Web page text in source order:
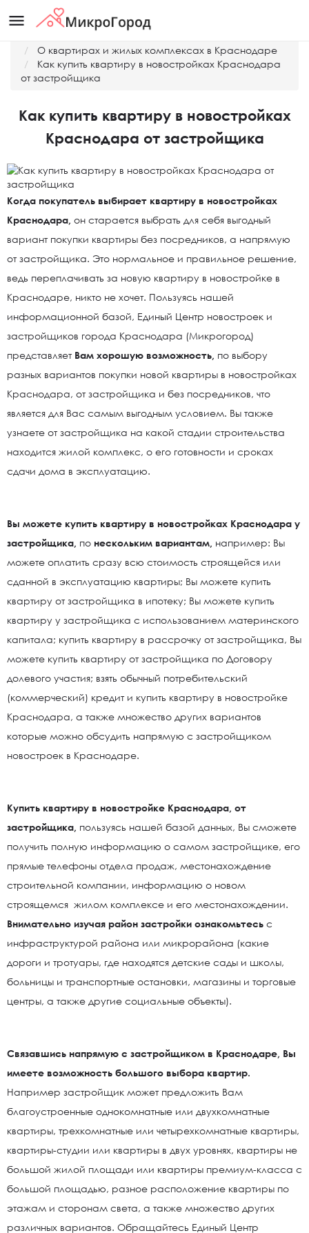
menu
О квартирах и жилых комплексах в Краснодаре
Как купить квартиру в новостройках Краснодара
от застройщика
Как купить квартиру в новостройках
Краснодара от застройщика
Когда покупатель выбирает квартиру в новостройках
Краснодара, он старается выбрать для себя выгодный
вариант покупки квартиры без посредников, а напрямую
от застройщика. Это нормальное и правильное решение,
ведь переплачивать за новую квартиру в новостройке в
Краснодаре, никто не хочет. Пользуясь нашей
информационной базой, Единый Центр новостроек и
застройщиков города Краснодара (Микрогород)
представляет Вам хорошую возможность, по выбору
разных вариантов покупки новой квартиры в новостройках
Краснодара, от застройщика и без посредников, что
является для Вас самым выгодным условием. Вы также
узнаете от застройщика на какой стадии строительства
находится жилой комплекс, о его готовности и сроках
сдачи дома в эксплуатацию.
Вы можете купить квартиру в новостройках Краснодара у
застройщика, по нескольким вариантам, например: Вы
можете оплатить сразу всю стоимость строящейся или
сданной в эксплуатацию квартиры; Вы можете купить
квартиру от застройщика в ипотеку; Вы можете купить
квартиру у застройщика с использованием материнского
капитала; купить квартиру в рассрочку от застройщика, Вы
можете купить квартиру от застройщика по Договору
долевого участия; взять обычный потребительский
(коммерческий) кредит и купить квартиру в новостройке
Краснодара, а также множество других вариантов
которые можно обсудить напрямую с застройщиком
новостроек в Краснодаре.
Купить квартиру в новостройке Краснодара, от
застройщика, пользуясь нашей базой данных, Вы сможете
получить полную информацию о самом застройщике, его
прямые телефоны отдела продаж, местонахождение
строительной компании, информацию о новом
строящемся жилом комплексе и его местонахождении.
Внимательно изучая район застройки ознакомьтесь с
инфраструктурой района или микрорайона (какие
дороги и тротуары, где находятся детские сады и школы,
больницы и транспортные остановки, магазины и торговые
центры, а также другие социальные объекты).
Связавшись напрямую с застройщиком в Краснодаре, Вы
имеете возможность большого выбора квартир.
Например застройщик может предложить Вам
благоустроенные однокомнатные или двухкомнатные
квартиры, трехкомнатные или четырехкомнатные квартиры,
квартиры-студии или квартиры в двух уровнях, квартиры не
большой жилой площади или квартиры премиум-класса с
большой площадью, разное расположение квартиры по
этажам и сторонам света, а также множество других
различных вариантов. Обращайтесь Единый Центр